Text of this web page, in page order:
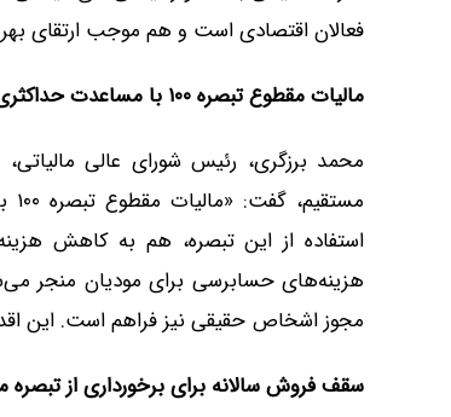
فعالان اقتصادی است و هم موجب ارتقای
مالیات مقطوع تبصره۱۰۰ با مساعدت
استفاده از این تبصره، هم به کاهش
مجوز اشخاص حقیقی نیز فراهم است. این
سقف فروش سالانه برای برخورداری از تبصره ماده ۱۰۰ چقدر